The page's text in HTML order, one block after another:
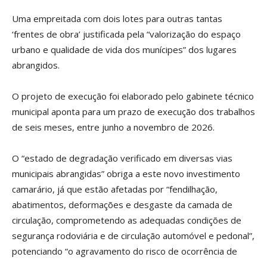
Uma empreitada com dois lotes para outras tantas
‘frentes de obra’ justificada pela “valorização do espaço
urbano e qualidade de vida dos munícipes” dos lugares
abrangidos.
O projeto de execução foi elaborado pelo gabinete técnico
municipal aponta para um prazo de execução dos trabalhos
de seis meses, entre junho a novembro de 2026.
O “estado de degradação verificado em diversas vias
municipais abrangidas” obriga a este novo investimento
camarário, já que estão afetadas por “fendilhação,
abatimentos, deformações e desgaste da camada de
circulação, comprometendo as adequadas condições de
segurança rodoviária e de circulação automóvel e pedonal”,
potenciando “o agravamento do risco de ocorrência de